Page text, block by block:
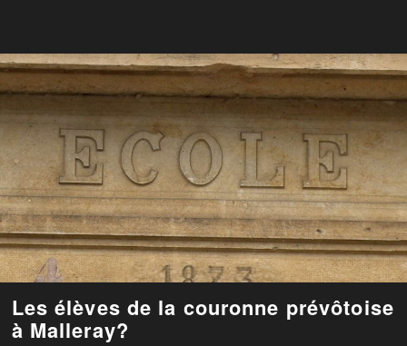
Les élèves de la couronne prévôtoise
à Malleray?